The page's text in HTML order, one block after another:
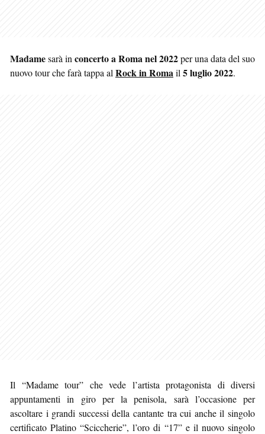
Madamesarà in concerto a Roma nel 2022per una data del suo
nuovo tour che farà tappa al Rock in Romail 5 luglio 2022.
Il “Madame tour” che vede l’artista protagonista di diversi
appuntamenti in giro per la penisola, sarà l’occasione per
ascoltare i grandi successi della cantante tra cui anche il singolo
certificato Platino “Sciccherie”, l’oro di “17” e il nuovo singolo